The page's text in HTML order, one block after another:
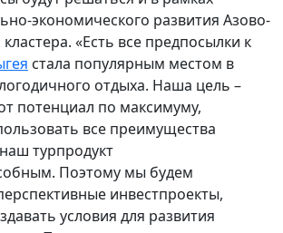
экономического развития Азово-
«Есть все предпосылки к
стала популярным местом в
отдыха. Наша цель –
потенциал по максимуму,
все преимущества
турпродукт
Поэтому мы будем
инвестпроекты,
условия для развития